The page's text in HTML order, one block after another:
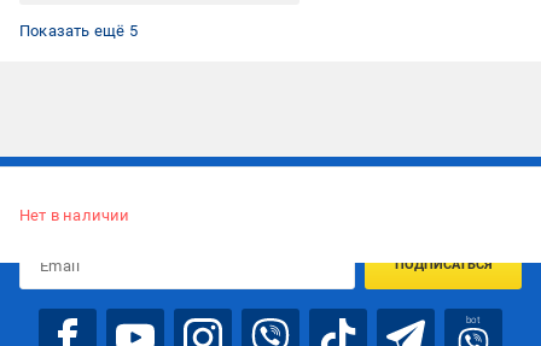
Подарки коллегам на Новый год
Подарки мужчинам на Новый год
Всё для приготовления кофе
Посуда для чая и кофе
Турки Metrot
Показать ещё 5
Нет в наличии
ПОДПИСАТЬСЯ
bot